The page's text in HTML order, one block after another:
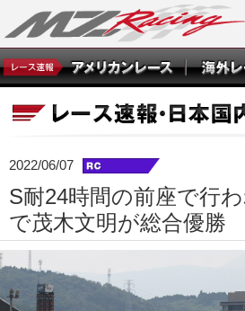
2022/06/07
S耐24時間の前座で行
で茂木文明が総合優勝